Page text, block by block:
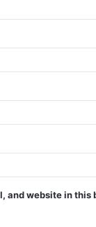
and website in this